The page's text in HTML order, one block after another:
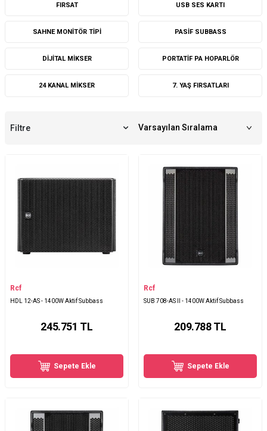
FIRSAT USB SES KARTI
SAHNE MONITÖR TIPI PASIF SUBBASS
DIJITAL MIKSER PORTATIF PA HOPARLÖR
24 KANAL MIKSER 7. YAŞ FIRSATLARI
Filtre
Rcf
HDL 12-AS - 1400W Aktif Subbass
245.751 TL
Sepete Ekle
Rcf
SUB 708-AS II - 1400W Aktif Subbass
209.788TL
Sepete Ekle